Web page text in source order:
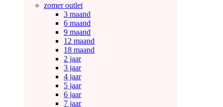
zomer outlet
3 maand
6 maand
9 maand
12 maand
18 maand
2 jaar
3 jaar
4 jaar
5 jaar
6 jaar
7 jaar